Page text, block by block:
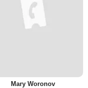
Mary Woronov